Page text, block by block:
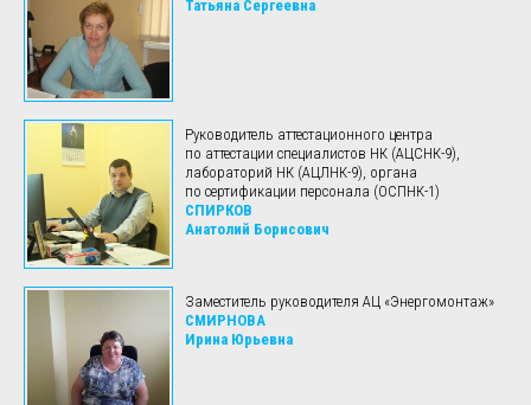
Татьяна Сергеевна
Руководитель аттестационного центра
по аттестации специалистов НК (АЦСНК-9),
лабораторий НК (АЦЛНК-9), органа
по сертификации персонала (ОСПНК-1)
СПИРКОВ
Анатолий Борисович
Заместитель руководителя АЦ «Энергомонтаж»
СМИРНОВА
Ирина Юрьевна